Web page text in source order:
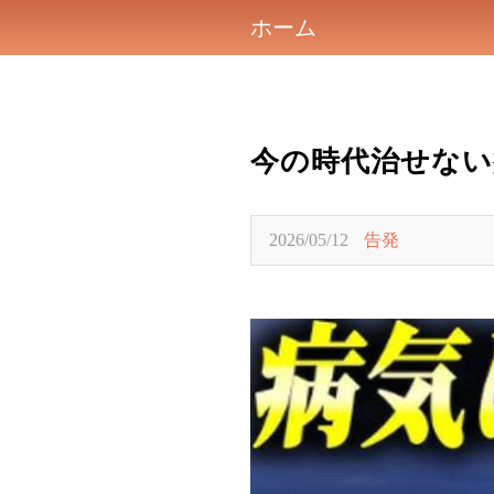
ホーム
今の時代治せな
2026/05/12 告発